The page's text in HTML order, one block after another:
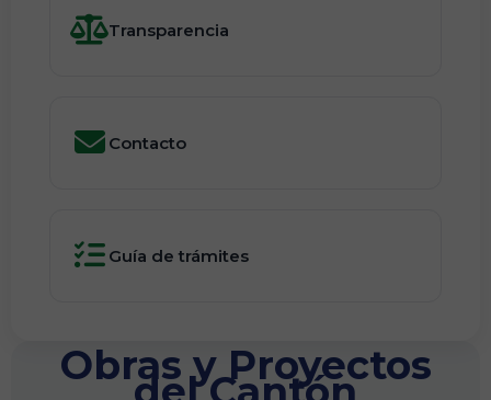
Transparencia
Contacto
Guía de trámites
Obras y Proyectos